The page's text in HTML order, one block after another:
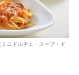
ニドルチェ・スープ・ド